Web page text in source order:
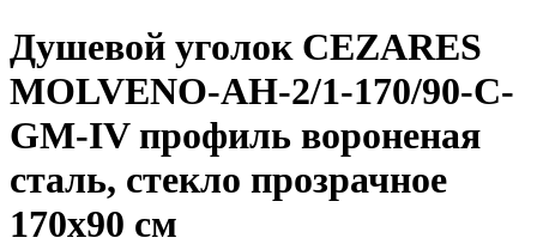
Душевой уголок CEZARES
MOLVENO-AH-2/1-170/90-C-
GM-IV профиль вороненая
сталь, стекло прозрачное
170x90 см